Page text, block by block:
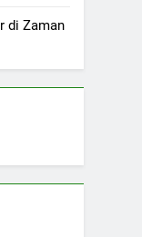
di Zaman